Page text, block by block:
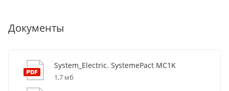
Документы
System_Electric. SystemePact MC1K
1,7 мб